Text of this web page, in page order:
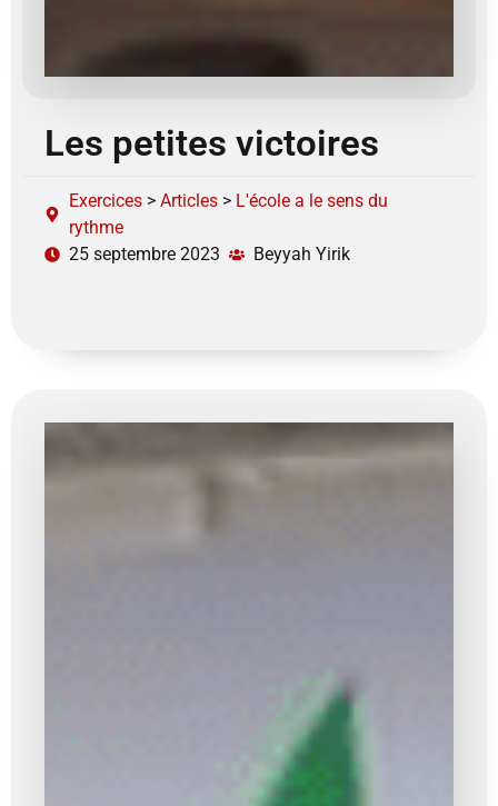
Les petites victoires
Exercices > Articles > L'école a le sens du
rythme
25 septembre 2023
Beyyah Yirik